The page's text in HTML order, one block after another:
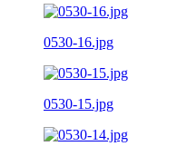
0530-16.jpg
0530-15.jpg